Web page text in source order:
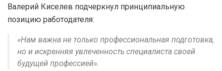
Валерий Киселев подчеркнул принципиальную
позицию работодателя:
«Нам важна не только профессиональная подготовка,
но и искренняя увлеченность специалиста своей
будущей профессией».